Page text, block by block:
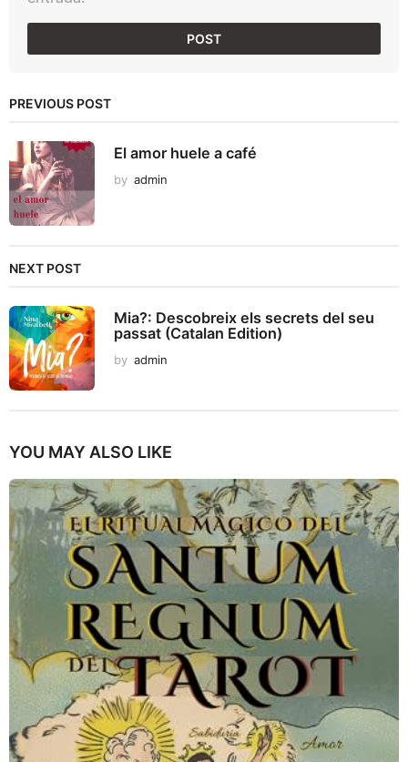
PREVIOUS POST
El amor huele a café
by admin
NEXT POST
Mia?: Descobreix els secrets del seu
passat (Catalan Edition)
by admin
YOU MAY ALSO LIKE